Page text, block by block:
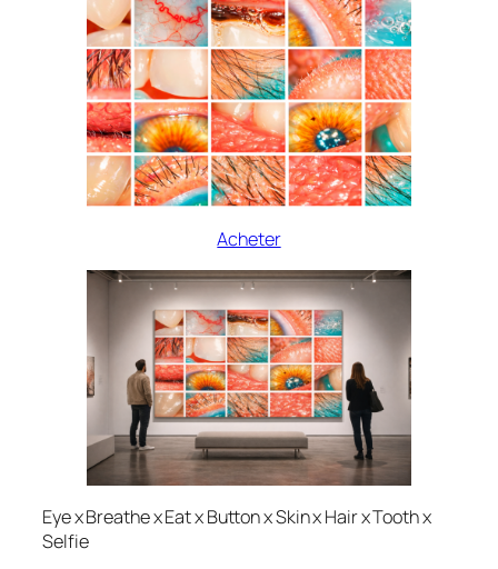
Acheter
Eye x Breathe x Eat x Button x Skin x Hair x Tooth x
Selfie